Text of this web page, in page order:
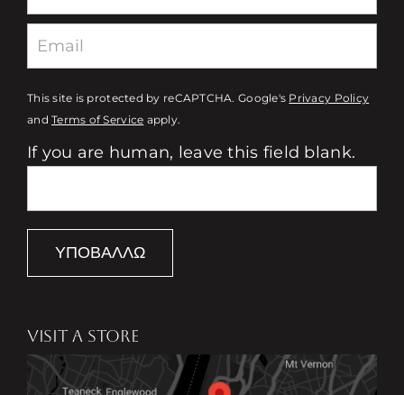
This site is protected by reCAPTCHA. Google's Privacy Policy
andTerms of Service apply.
If you are human, leave this field blank.
ΥΠΟΒΆΛΛΩ
VISIT A STORE